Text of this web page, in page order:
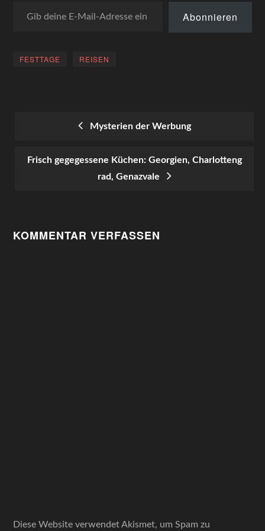
Abonnieren
FESTTAGE REISEN
POST
NAVIGATION
Mysterien der Werbung
Frisch gegegessene Küchen: Georgien, Charlotteng
rad, Genazvale
KOMMENTAR VERFASSEN
Diese Website verwendet Akismet, um Spam zu